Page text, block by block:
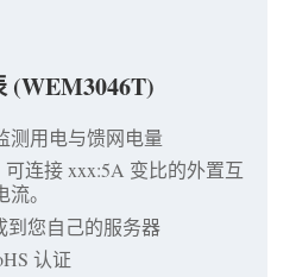
(WEM3046T)
测用电与馈网电量
连接 xxx:5A 变比的外置互
。
到您自己的服务器
认证